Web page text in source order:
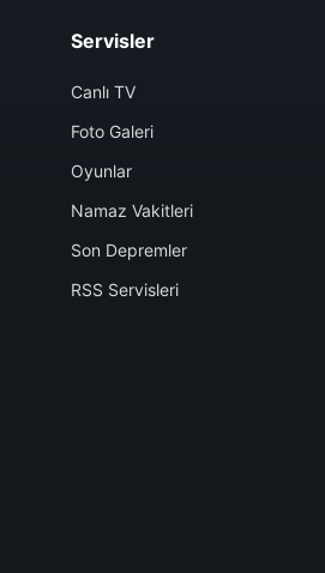
Servisler
Canlı TV
Foto Galeri
Oyunlar
Namaz Vakitleri
Son Depremler
RSS Servisleri